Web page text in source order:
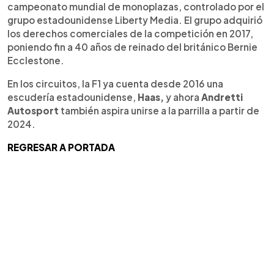
campeonato mundial de monoplazas, controlado por el
grupo estadounidense Liberty Media. El grupo adquirió
los derechos comerciales de la competición en 2017,
poniendo fin a 40 años de reinado del británico Bernie
Ecclestone.
En los circuitos, la F1 ya cuenta desde 2016 una
escudería estadounidense, Haas, y ahora Andretti
Autosport también aspira unirse a la parrilla a partir de
2024.
REGRESAR A PORTADA